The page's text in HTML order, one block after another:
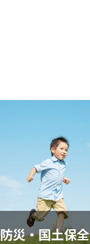
防災・国土保全